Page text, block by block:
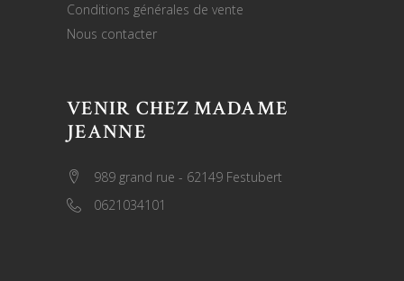
Conditions générales de vente
Nous contacter
VENIR CHEZ MADAME
JEANNE
989 grand rue - 62149 Festubert
0621034101